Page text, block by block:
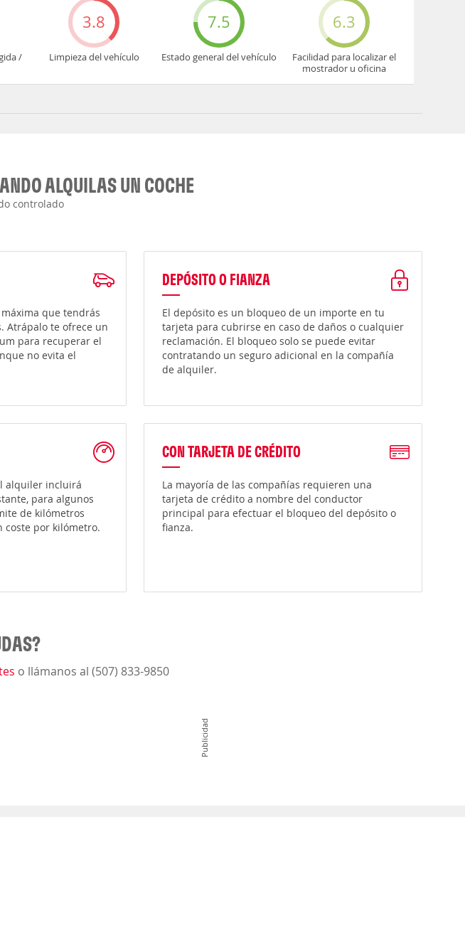
/
3.8
Limpieza del vehículo
7.5
Estado general del vehículo
6.3
Facilidad para localizar el
mostrador u oficina
ALQUILAS UN COCHE
controlado
que tendrás
Atrápalo te ofrece un
para recuperar el
no evita el
DEPÓSITO O FIANZA
El depósito es un bloqueo de un importe en tu
tarjeta para cubrirse en caso de daños o cualquier
reclamación. El bloqueo solo se puede evitar
contratando un seguro adicional en la compañía
de alquiler.
alquiler incluirá
para algunos
de kilómetros
coste por kilómetro.
CON TARJETA DE CRÉDITO
La mayoría de las compañías requieren una
tarjeta de crédito a nombre del conductor
principal para efectuar el bloqueo del depósito o
fianza.
o llámanos al (507) 833-9850
Publicidad